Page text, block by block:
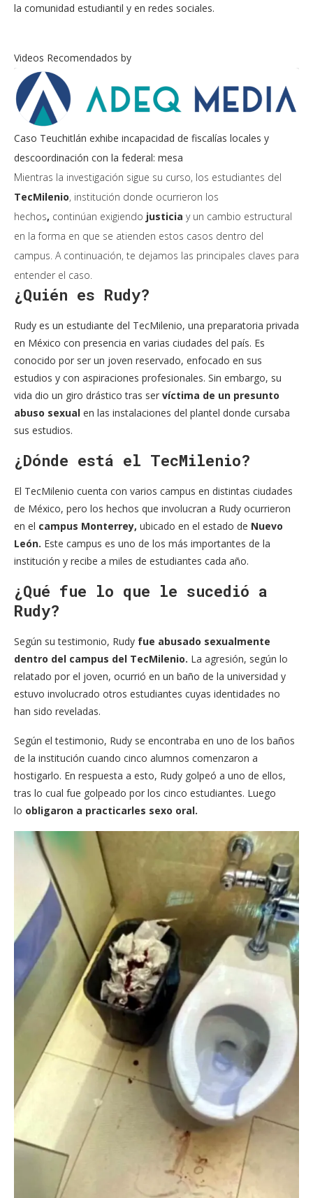
la comunidad estudiantil y en redes sociales.
Videos Recomendados by
Caso Teuchitlán exhibe incapacidad de fiscalías locales y
descoordinación con la federal: mesa
Mientras la investigación sigue su curso, los estudiantes del
TecMilenio, institución donde ocurrieron los
hechos, continúan exigiendo justicia y un cambio estructural
en la forma en que se atienden estos casos dentro del
campus. A continuación, te dejamos las principales claves para
entender el caso.
¿Quién es Rudy?
Rudy es un estudiante del TecMilenio, una preparatoria privada
en México con presencia en varias ciudades del país. Es
conocido por ser un joven reservado, enfocado en sus
estudios y con aspiraciones profesionales. Sin embargo, su
vida dio un giro drástico tras ser víctima de un presunto
abuso sexual en las instalaciones del plantel donde cursaba
sus estudios.
¿Dónde está el TecMilenio?
El TecMilenio cuenta con varios campus en distintas ciudades
de México, pero los hechos que involucran a Rudy ocurrieron
en el campus Monterrey, ubicado en el estado de Nuevo
León. Este campus es uno de los más importantes de la
institución y recibe a miles de estudiantes cada año.
¿Qué fue lo que le sucedió a
Rudy?
Según su testimonio, Rudy fue abusado sexualmente
dentro del campus del TecMilenio. La agresión, según lo
relatado por el joven, ocurrió en un baño de la universidad y
estuvo involucrado otros estudiantes cuyas identidades no
han sido reveladas.
Según el testimonio, Rudy se encontraba en uno de los baños
de la institución cuando cinco alumnos comenzaron a
hostigarlo. En respuesta a esto, Rudy golpeó a uno de ellos,
tras lo cual fue golpeado por los cinco estudiantes. Luego
lo obligaron a practicarles sexo oral.